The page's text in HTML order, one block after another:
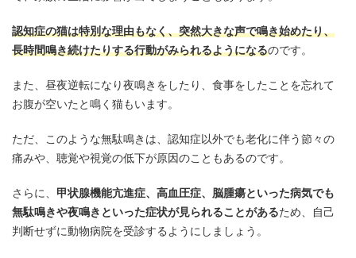
認知症の猫は特別な理由もなく、突然大きな声で鳴き始めたり、
長時間鳴き続けたりする行動がみられるようになるのです。
また、昼夜逆転になり夜鳴きをしたり、食事をしたことを忘れて
お腹が空いたと鳴く猫もいます。
ただ、このような無駄鳴きは、認知症以外でも老化に伴う節々の
痛みや、聴覚や視覚の低下が原因のこともあるのです。
さらに、 甲状腺機能亢進症、高血圧症、脳腫瘍といった病気でも
無駄鳴きや夜鳴きといった症状が見られることがあるため、自己
判断せずに動物病院を受診するようにしましょう。